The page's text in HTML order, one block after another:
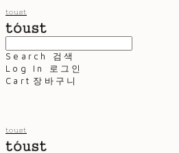
toust
Search
검색
Log In
로그인
Cart 장바구니
toust